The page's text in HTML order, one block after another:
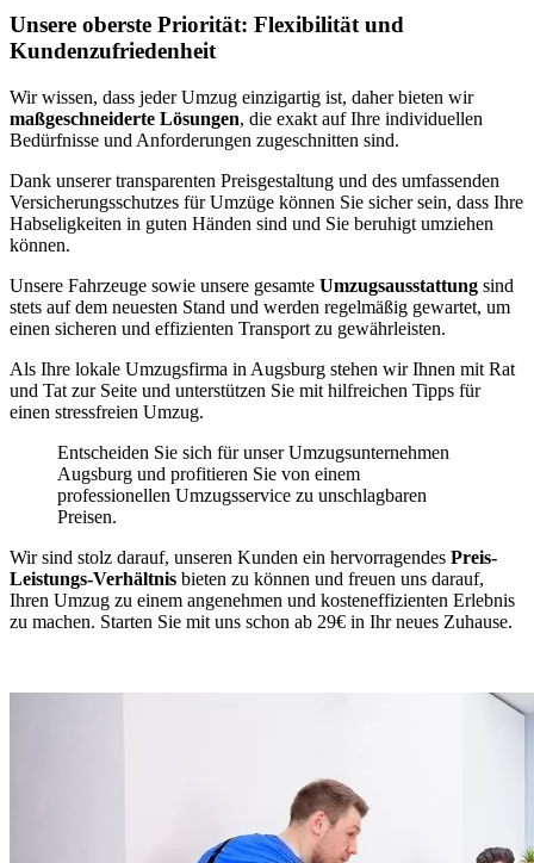
Unsere oberste Priorität: Flexibilität und
Kundenzufriedenheit
Wir wissen, dass jeder Umzug einzigartig ist, daher bieten wir
maßgeschneiderte Lösungen, die exakt auf Ihre individuellen
Bedürfnisse und Anforderungen zugeschnitten sind.
Dank unserer transparenten Preisgestaltung und des umfassenden
Versicherungsschutzes für Umzüge können Sie sicher sein, dass Ihre
Habseligkeiten in guten Händen sind und Sie beruhigt umziehen
können.
Unsere Fahrzeuge sowie unsere gesamte Umzugsausstattung sind
stets auf dem neuesten Stand und werden regelmäßig gewartet, um
einen sicheren und effizienten Transport zu gewährleisten.
Als Ihre lokale Umzugsfirma in Augsburg stehen wir Ihnen mit Rat
und Tat zur Seite und unterstützen Sie mit hilfreichen Tipps für
einen stressfreien Umzug.
Entscheiden Sie sich für unser Umzugsunternehmen
Augsburg und profitieren Sie von einem
professionellen Umzugsservice zu unschlagbaren
Preisen.
Wir sind stolz darauf, unseren Kunden ein hervorragendes Preis-
Leistungs-Verhältnis bieten zu können und freuen uns darauf,
Ihren Umzug zu einem angenehmen und kosteneffizienten Erlebnis
zu machen. Starten Sie mit uns schon ab 29€ in Ihr neues Zuhause.